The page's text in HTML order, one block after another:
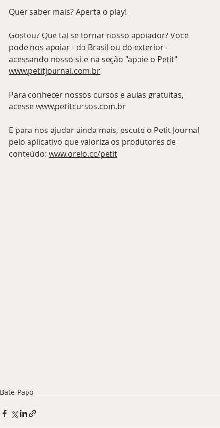
Quer saber mais? Aperta o play!
Gostou? Que tal se tornar nosso apoiador? Você
pode nos apoiar - do Brasil ou do exterior -
acessando nosso site na seção "apoie o Petit"
www.petitjournal.com.br
Para conhecer nossos cursos e aulas gratuitas,
acesse www.petitcursos.com.br
E para nos ajudar ainda mais, escute o Petit Journal
pelo aplicativo que valoriza os produtores de
conteúdo: www.orelo.cc/petit
Bate-Papo